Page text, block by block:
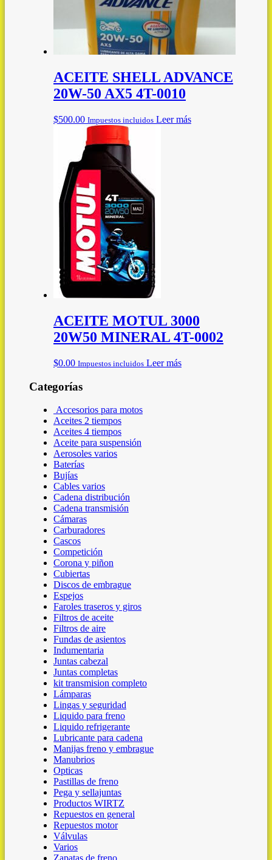
ACEITE SHELL ADVANCE
20W-50 AX5 4T-0010
$500.00 Impuestos incluidos Leer más
ACEITE MOTUL 3000
20W50 MINERAL 4T-0002
$0.00 Impuestos incluidos Leer más
Categorías
Accesorios para motos
Aceites 2 tiempos
Aceites 4 tiempos
Aceite para suspensión
Aerosoles varios
Baterías
Bujías
Cables varios
Cadena distribución
Cadena transmisión
Cámaras
Carburadores
Cascos
Competición
Corona y piñon
Cubiertas
Discos de embrague
Espejos
Faroles traseros y giros
Filtros de aceite
Filtros de aire
Fundas de asientos
Indumentaria
Juntas cabezal
Juntas completas
kit transmision completo
Lámparas
Lingas y seguridad
Liquido para freno
Liquido refrigerante
Lubricante para cadena
Manijas freno y embrague
Manubrios
Opticas
Pastillas de freno
Pega y sellajuntas
Productos WIRTZ
Repuestos en general
Repuestos motor
Válvulas
Varios